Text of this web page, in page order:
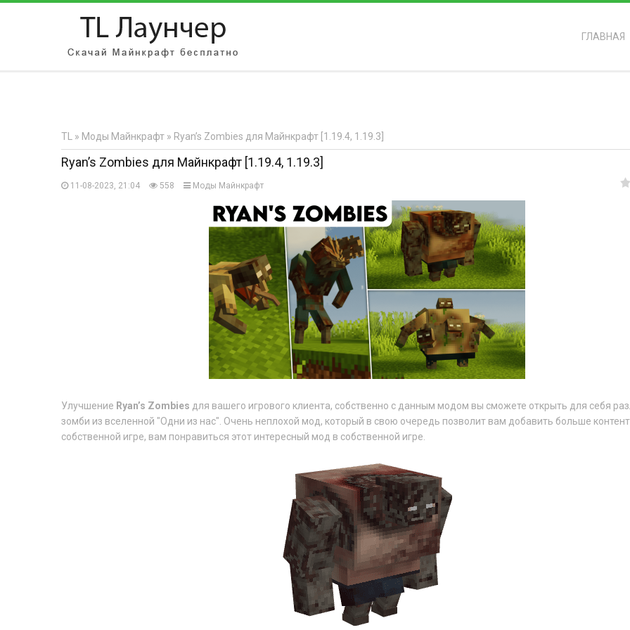
АВТОРИЗАЦИЯ НА САЙТЕ
Регистрация
ГЛАВНАЯ
TL » Моды Майнкрафт » Ryan’s Zombies для Майнкрафт [1.19.4, 1.19.3]
Ryan’s Zombies для Майнкрафт [1.19.4, 1.19.3]
11-08-2023, 21:04 558 Моды Майнкрафт
Улучшение Ryan’s Zombies для вашего игрового клиента, собственно с данным модом вы сможете открыть для себя
зомби из вселенной "Одни из нас". Очень неплохой мод, который в свою очередь позволит вам добавить больше
собственной игре, вам понравиться этот интересный мод в собственной игре.